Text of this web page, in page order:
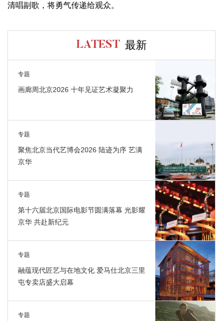
清唱副歌，将勇气传递给观众。
LATEST 最新
专题
画廊周北京2026 十年见证艺术凝聚力
专题
聚焦北京当代艺博会2026 陆迹为序 艺满
京华
专题
第十六届北京国际电影节圆满落幕 光影耀
京华 共赴新纪元
专题
融蕴现代匠艺与在地文化 爱马仕北京三里
屯专卖店盛大启幕
专题